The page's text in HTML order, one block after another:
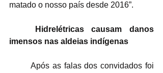
matado o nosso país desde 2016”.
Hidrelétricas causam danos
imensos nas aldeias indígenas